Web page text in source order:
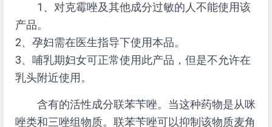
1、对克霉唑及其他成分过敏的人不能使用该
产品。
2、孕妇需在医生指导下使用本品。
3、哺乳期妇女可正常使用此产品，但是不允许在
乳头附近使用。
含有的活性成分联苯苄唑。当这种药物是从咪
唑类和三唑组物质。联苯苄唑可以抑制该物质麦角